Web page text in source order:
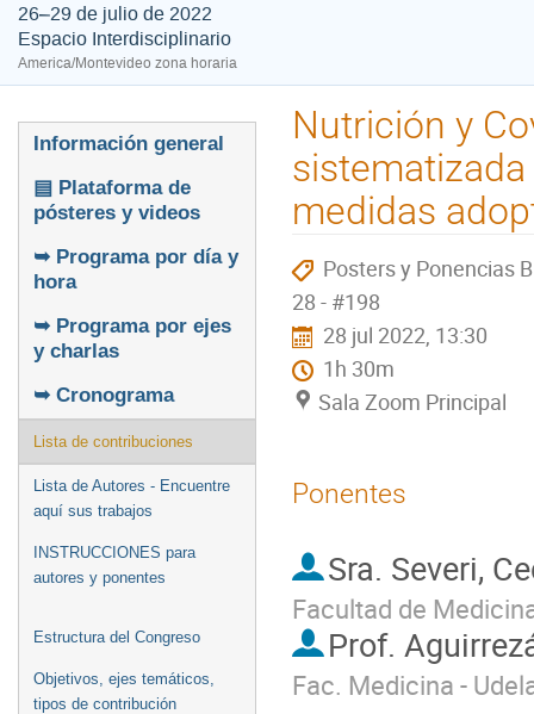
26–29 de julio de 2022
Espacio Interdisciplinario
America/Montevideo zona horaria
Event
menu
Información general
▤ Plataforma de
pósteres y videos
➥ Programa por día y
hora
➥ Programa por ejes
y charlas
➥ Cronograma
Lista de contribuciones
Lista de Autores - Encuentre
aquí sus trabajos
INSTRUCCIONES para
autores y ponentes
Estructura del Congreso
Objetivos, ejes temáticos,
tipos de contribución
Nutrición y
medidas
Posters y Ponencias
28 - #198
28 jul 2022, 13:30
1h 30m
Sala Zoom Principal
Ponentes
Sra. Severi,
Facultad de
Prof.
Fac. Medicina -